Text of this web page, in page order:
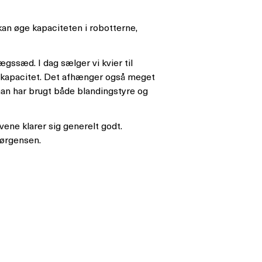
øge kapaciteten i robotterne,
I dag sælger vi kvier til
Det afhænger også meget
har brugt både blandingstyre og
klarer sig generelt godt.